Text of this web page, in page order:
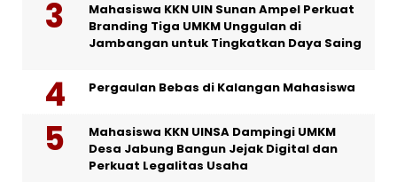
Mahasiswa KKN UIN Sunan Ampel Perkuat
Branding Tiga UMKM Unggulan di
Jambangan untuk Tingkatkan Daya Saing
Pergaulan Bebas di Kalangan Mahasiswa
Mahasiswa KKN UINSA Dampingi UMKM
Desa Jabung Bangun Jejak Digital dan
Perkuat Legalitas Usaha